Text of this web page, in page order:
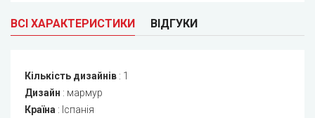
ВСІ ХАРАКТЕРИСТИКИ ВІДГУКИ
Кількість дизайнів : 1
Дизайн : мармур
Країна : Іспанія